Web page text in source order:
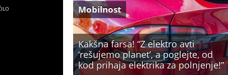
Kakšna farsa! “Z elektro avti
‘rešujemo planet’, a poglejte, od
kod prihaja elektrika za polnjenje!”
Mobilnost